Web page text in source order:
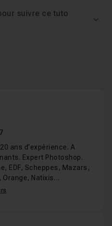
ans d’expérience. A
Expert Photoshop.
EDF, Scheppes, Mazars,
Orange, Natixis…
suivre ce tuto